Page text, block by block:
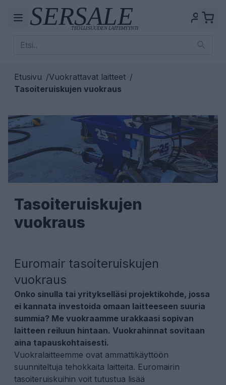
Etusivu /Vuokrattavat laitteet /
Tasoiteruiskujen vuokraus
Tasoiteruiskujen
vuokraus
Euromair tasoiteruiskujen
vuokraus
Onko sinulla tai yritykselläsi projektikohde, jossa
ei kannata investoida omaan laitteeseen suuria
summia? Me vuokraamme urakkaasi sopivan
laitteen reiluun hintaan. Vuokrahinnat sovitaan
aina tapauskohtaisesti.
Vuokralaitteemme ovat ammattikäyttöön
suunniteltuja tehokkaita laitteita. Euromairin
tasoiteruiskuihin voit tutustua lisää